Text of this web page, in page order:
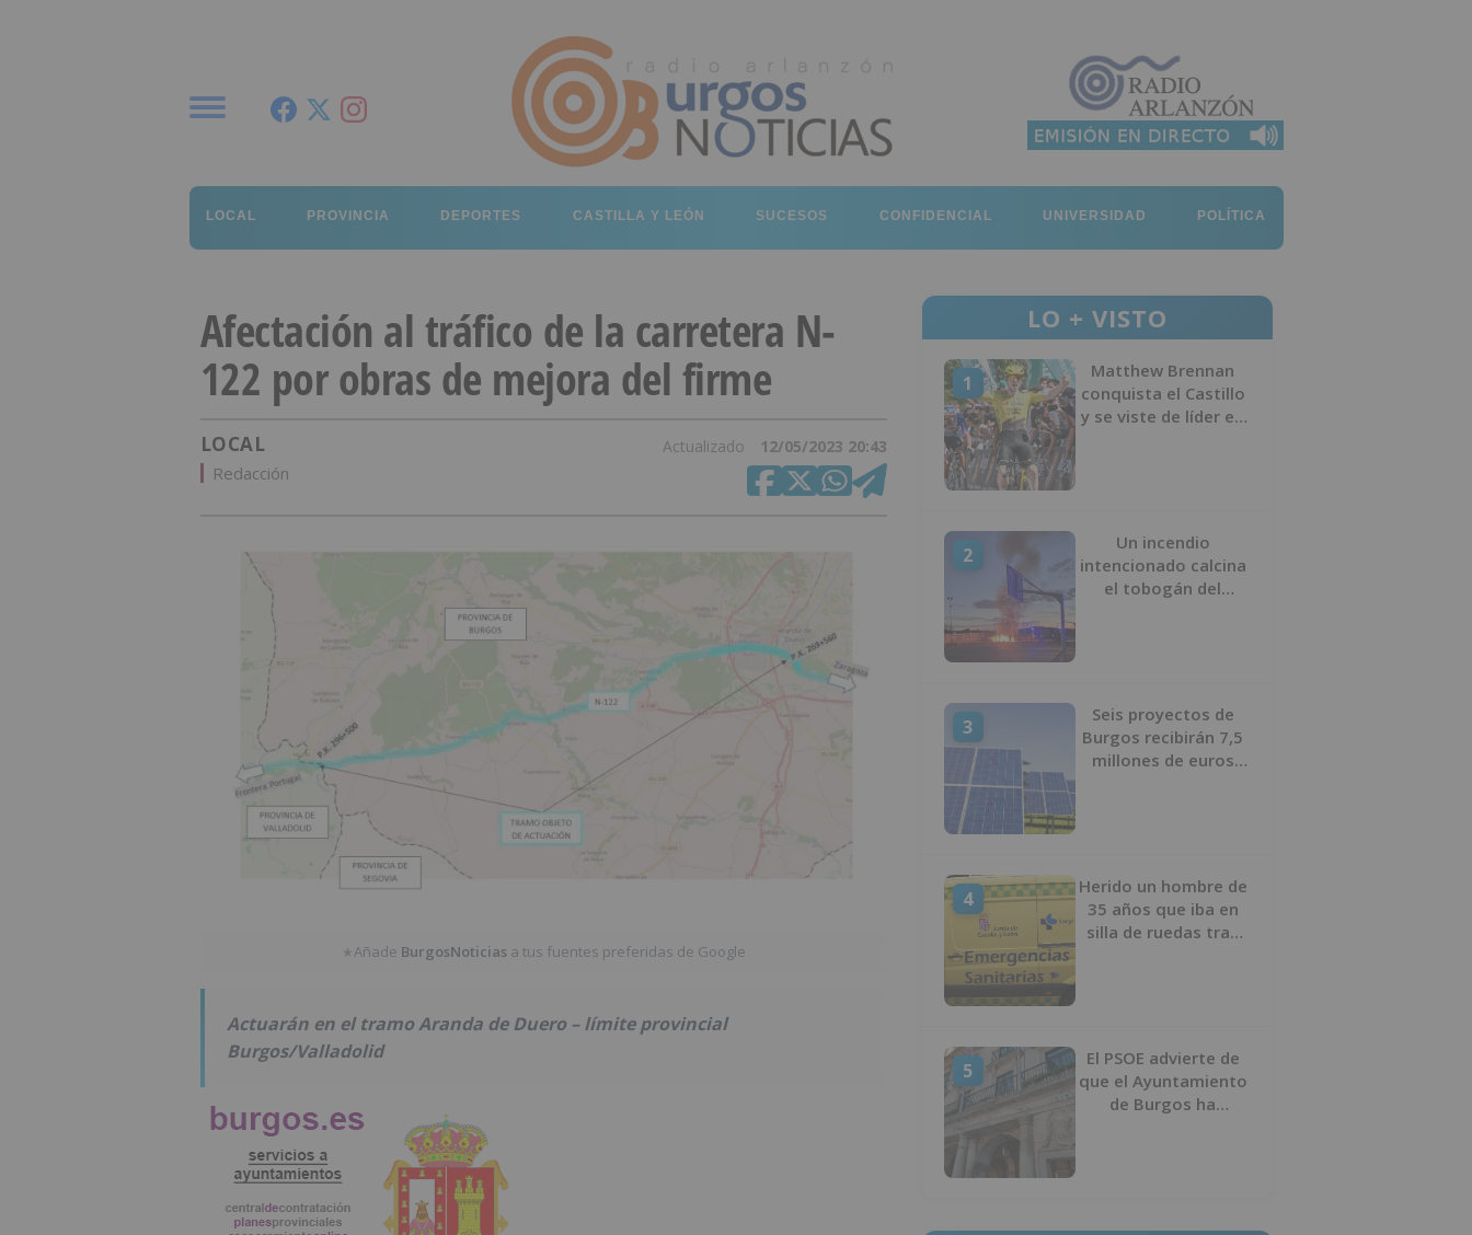
LOCAL PROVINCIA DEPORTES CASTILLA Y LEÓN SUCESOS CONFIDENCIAL UNIVERSIDAD POLÍTICA
Afectación al tráfico de la carretera N-
122 por obras de mejora del firme
LOCAL Actualizado 12/05/2023 20:43
Redacción
★Añade BurgosNoticias a tus fuentes preferidas de Google
Actuarán en el tramo Aranda de Duero – límite provincial
Burgos/Valladolid
LO + VISTO
1
Matthew Brennan
conquista el Castillo
y se viste de líder en
2
Un incendio
intencionado calcina
el tobogán del
3
Seis proyectos de
Burgos recibirán 7,5
millones de euros
4
Herido un hombre de
35 años que iba en
silla de ruedas tras
5
El PSOE advierte de
que el Ayuntamiento
de Burgos ha